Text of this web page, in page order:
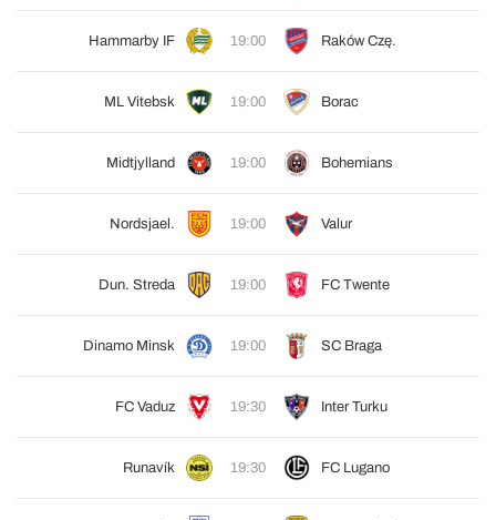
Hammarby IF 19:00 Raków Czę.
ML Vitebsk 19:00 Borac
Midtjylland 19:00 Bohemians
Nordsjael. 19:00 Valur
Dun. Streda 19:00 FC Twente
Dinamo Minsk 19:00 SC Braga
FC Vaduz 19:30 Inter Turku
Runavík 19:30 FC Lugano